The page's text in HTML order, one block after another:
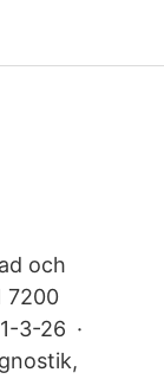
och
7200
3-26 ·